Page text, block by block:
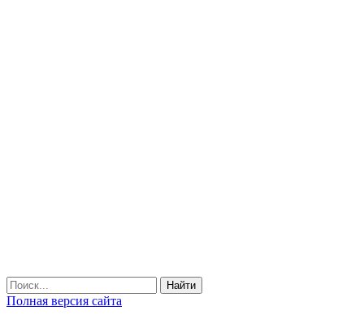
Найти
Полная версия сайта